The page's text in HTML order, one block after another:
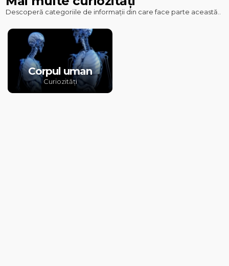
Descoperă categoriile de informații din care face parte această..
Corpul uman
Curiozități